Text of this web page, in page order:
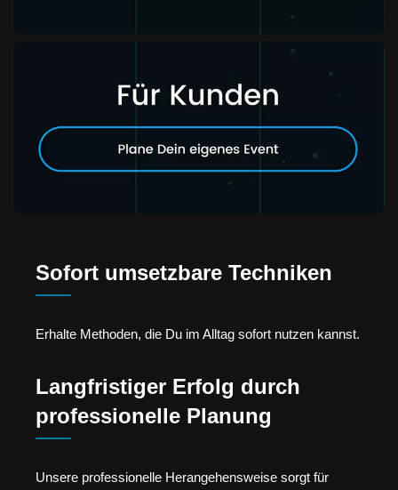
Sofort umsetzbare Techniken
Erhalte Methoden, die Du im Alltag sofort nutzen kannst.
Langfristiger Erfolg durch
professionelle Planung
Unsere professionelle Herangehensweise sorgt für